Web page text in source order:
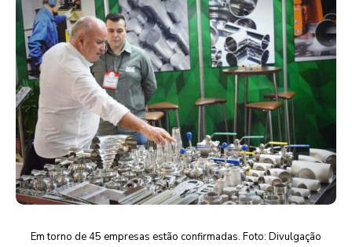
Em torno de 45 empresas estão confirmadas. Foto: Divulgação